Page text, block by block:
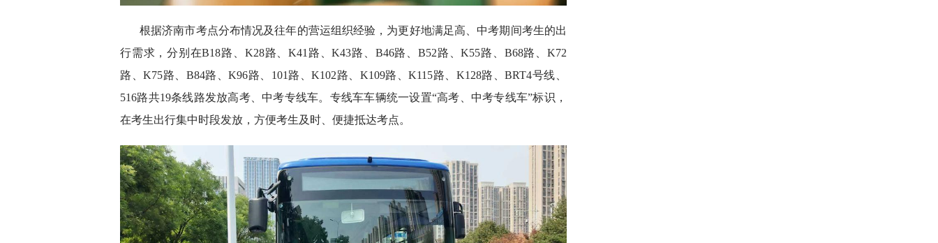
根据济南市考点分布情况及往年的营运组织经验，为更好地满足高、中考期间考生的出
行需求，分别在B18路、K28路、K41路、K43路、B46路、B52路、K55路、B68路、K72
路、K75路、B84路、K96路、101路、K102路、K109路、K115路、K128路、BRT4号线、
516路共19条线路发放高考、中考专线车。专线车车辆统一设置“高考、中考专线车”标识，
在考生出行集中时段发放，方便考生及时、便捷抵达考点。